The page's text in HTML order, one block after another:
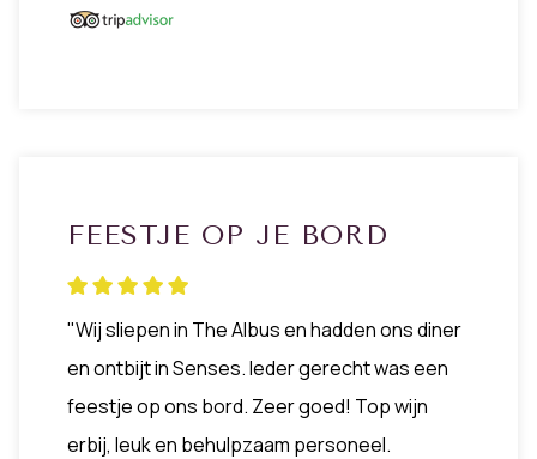
FEESTJE OP JE BORD
"Wij sliepen in The Albus en hadden ons diner
en ontbijt in Senses. Ieder gerecht was een
feestje op ons bord. Zeer goed! Top wijn
erbij, leuk en behulpzaam personeel.